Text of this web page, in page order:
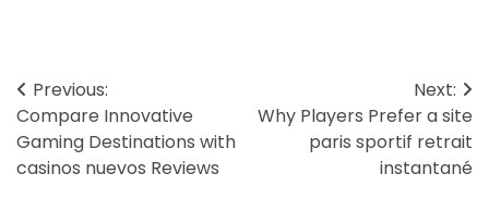
Post
navigation
Previous:
Compare Innovative
Gaming Destinations with
casinos nuevos Reviews
Next:
Why Players Prefer a site
paris sportif retrait
instantané